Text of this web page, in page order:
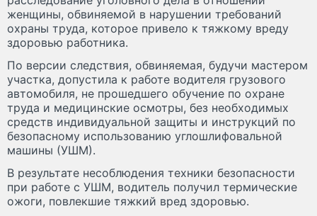
женщины, обвиняемой в нарушении требований
охраны труда, которое привело к тяжкому вреду
здоровью работника.
По версии следствия, обвиняемая, будучи мастером
участка, допустила к работе водителя грузового
автомобиля, не прошедшего обучение по охране
труда и медицинские осмотры, без необходимых
средств индивидуальной защиты и инструкций по
безопасному использованию углошлифовальной
машины (УШМ).
В результате несоблюдения техники безопасности
при работе с УШМ, водитель получил термические
ожоги, повлекшие тяжкий вред здоровью.